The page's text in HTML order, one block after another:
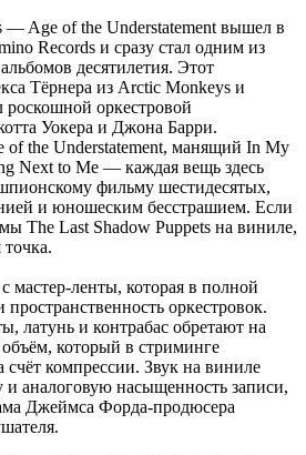
— Age of the Understatement вышел в
Records и сразу стал одним из
десятилетия. Этот
Тёрнера из Arctic Monkeys и
оркестровой
Уокера и Джона Барри.
the Understatement, манящий In My
Next to Me — каждая вещь здесь
фильму шестидесятых,
и юношеским бесстрашием. Если
The Last Shadow Puppets на виниле,
мастер-ленты, которая в полной
пространственность оркестровок.
латунь и контрабас обретают на
который в стриминге
счёт компрессии. Звук на виниле
и аналоговую насыщенность записи,
Джеймса Форда-продюсера